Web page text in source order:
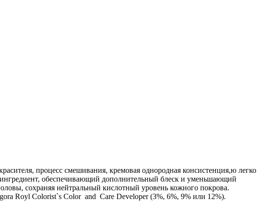
процесс смешивания, кремовая однородная консистенция,ю легко
обеспечивающий дополнительный блеск и уменьшающий
сохраняя нейтральный кислотный уровень кожного покрова.
Royl Colorist`s Color and Care Developer (3%, 6%, 9% или 12%).